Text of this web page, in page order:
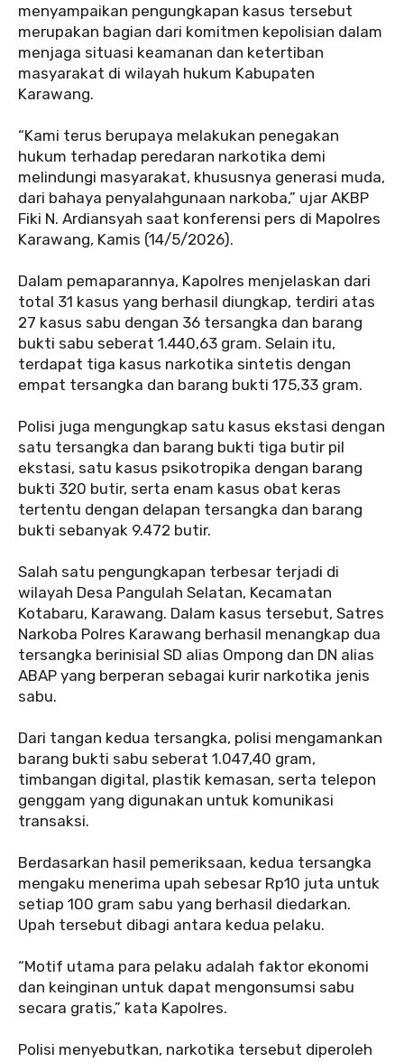
menyampaikan pengungkapan kasus tersebut
merupakan bagian dari komitmen kepolisian dalam
menjaga situasi keamanan dan ketertiban
masyarakat di wilayah hukum Kabupaten
Karawang.
‎“Kami terus berupaya melakukan penegakan
hukum terhadap peredaran narkotika demi
melindungi masyarakat, khususnya generasi muda,
dari bahaya penyalahgunaan narkoba,” ujar AKBP
Fiki N. Ardiansyah saat konferensi pers di Mapolres
Karawang, Kamis (14/5/2026).
‎Dalam pemaparannya, Kapolres menjelaskan dari
total 31 kasus yang berhasil diungkap, terdiri atas
27 kasus sabu dengan 36 tersangka dan barang
bukti sabu seberat 1.440,63 gram. Selain itu,
terdapat tiga kasus narkotika sintetis dengan
empat tersangka dan barang bukti 175,33 gram.
‎Polisi juga mengungkap satu kasus ekstasi dengan
satu tersangka dan barang bukti tiga butir pil
ekstasi, satu kasus psikotropika dengan barang
bukti 320 butir, serta enam kasus obat keras
tertentu dengan delapan tersangka dan barang
bukti sebanyak 9.472 butir.
‎Salah satu pengungkapan terbesar terjadi di
wilayah Desa Pangulah Selatan, Kecamatan
Kotabaru, Karawang. Dalam kasus tersebut, Satres
Narkoba Polres Karawang berhasil menangkap dua
tersangka berinisial SD alias Ompong dan DN alias
ABAP yang berperan sebagai kurir narkotika jenis
sabu.
‎Dari tangan kedua tersangka, polisi mengamankan
barang bukti sabu seberat 1.047,40 gram,
timbangan digital, plastik kemasan, serta telepon
genggam yang digunakan untuk komunikasi
transaksi.
‎Berdasarkan hasil pemeriksaan, kedua tersangka
mengaku menerima upah sebesar Rp10 juta untuk
setiap 100 gram sabu yang berhasil diedarkan.
Upah tersebut dibagi antara kedua pelaku.
‎“Motif utama para pelaku adalah faktor ekonomi
dan keinginan untuk dapat mengonsumsi sabu
secara gratis,” kata Kapolres.
‎Polisi menyebutkan, narkotika tersebut diperoleh